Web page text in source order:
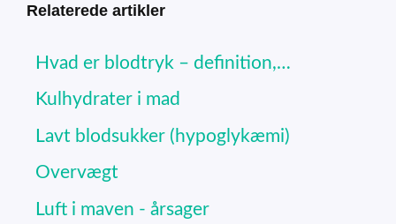
Relaterede artikler
Hvad er blodtryk – definition,…
Kulhydrater i mad
Lavt blodsukker (hypoglykæmi)
Overvægt
Luft i maven - årsager